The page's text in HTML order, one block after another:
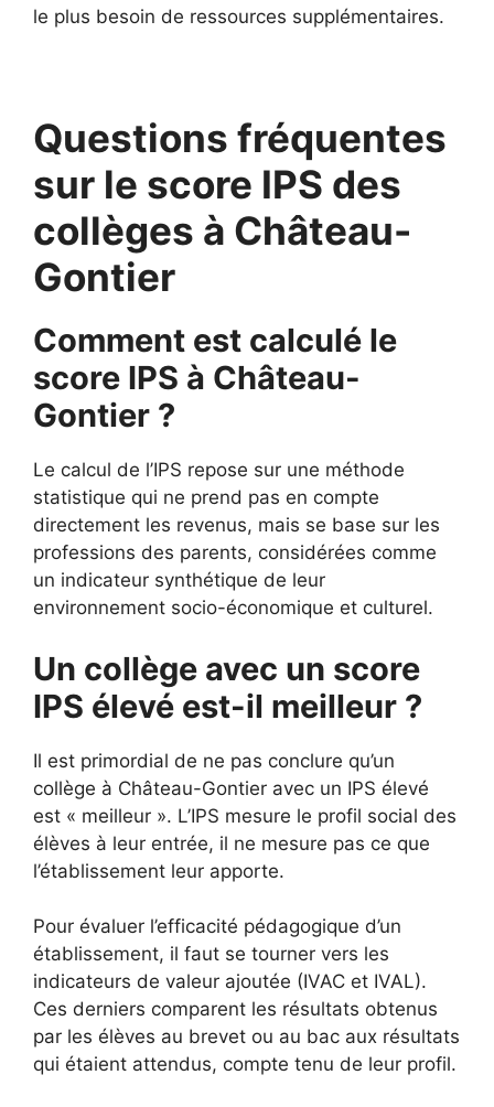
le plus besoin de ressources supplémentaires.
Questions fréquentes
sur le score IPS des
collèges à Château-
Gontier
Comment est calculé le
score IPS à Château-
Gontier ?
Le calcul de l’IPS repose sur une méthode
statistique qui ne prend pas en compte
directement les revenus, mais se base sur les
professions des parents, considérées comme
un indicateur synthétique de leur
environnement socio-économique et culturel.
Un collège avec un score
IPS élevé est-il meilleur ?
Il est primordial de ne pas conclure qu’un
collège à Château-Gontier avec un IPS élevé
est « meilleur ». L’IPS mesure le profil social des
élèves à leur entrée, il ne mesure pas ce que
l’établissement leur apporte.
Pour évaluer l’efficacité pédagogique d’un
établissement, il faut se tourner vers les
indicateurs de valeur ajoutée (IVAC et IVAL).
Ces derniers comparent les résultats obtenus
par les élèves au brevet ou au bac aux résultats
qui étaient attendus, compte tenu de leur profil.